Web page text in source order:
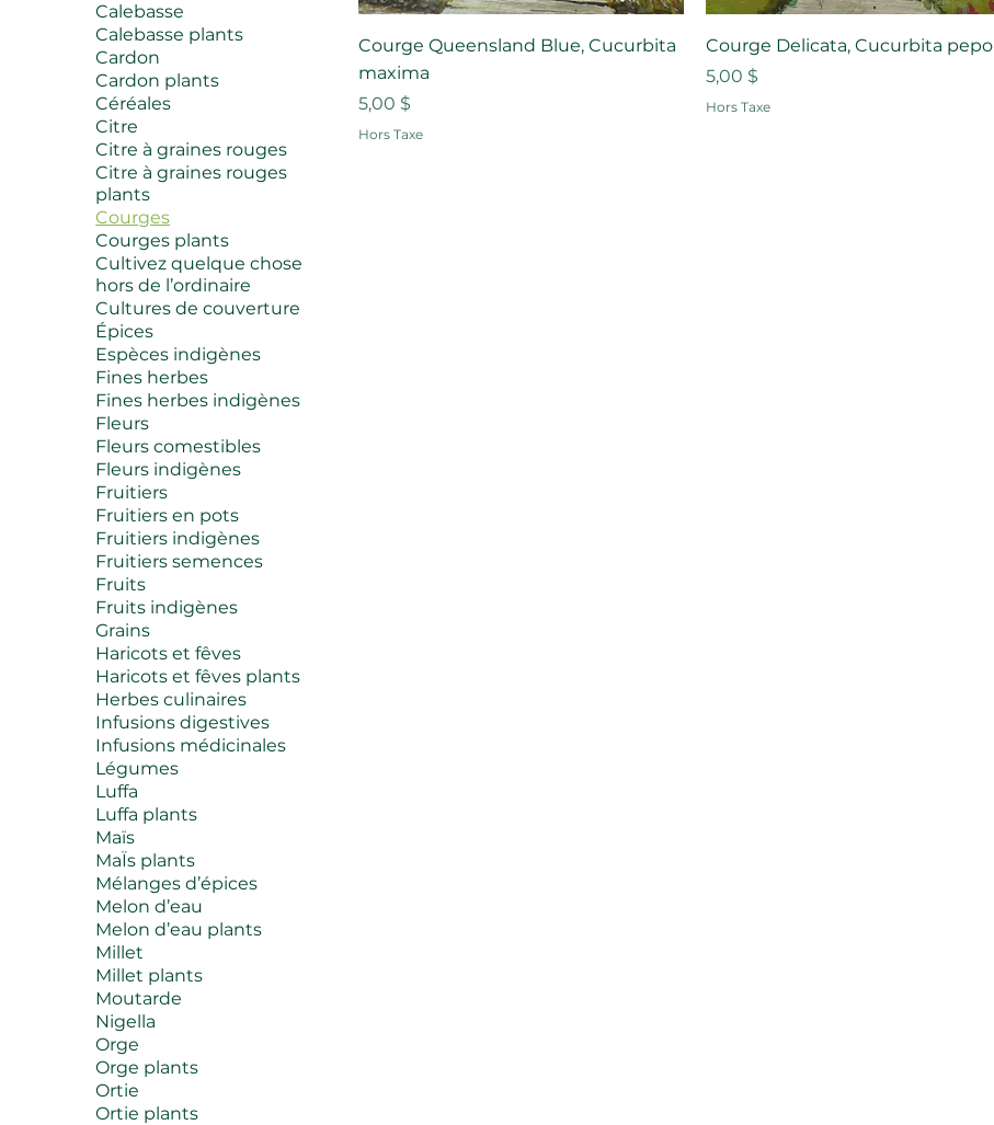
Calebasse
Calebasse plants
Cardon
Cardon plants
Céréales
Citre
Citre à graines rouges
Citre à graines rouges
plants
Courges
Courges plants
Cultivez quelque chose
hors de l’ordinaire
Cultures de couverture
Épices
Espèces indigènes
Fines herbes
Fines herbes indigènes
Fleurs
Fleurs comestibles
Fleurs indigènes
Fruitiers
Fruitiers en pots
Fruitiers indigènes
Fruitiers semences
Fruits
Fruits indigènes
Grains
Haricots et fêves
Haricots et fêves plants
Herbes culinaires
Infusions digestives
Infusions médicinales
Légumes
Luffa
Luffa plants
Maïs
MaÏs plants
Mélanges d’épices
Melon d’eau
Melon d’eau plants
Millet
Millet plants
Moutarde
Nigella
Orge
Orge plants
Ortie
Ortie plants
Courge Queensland Blue, Cucurbita
maxima
Prix
5,00 $
Hors Taxe
Courge Delicata, Cucurbita pepo
Prix
5,00 $
Hors Taxe